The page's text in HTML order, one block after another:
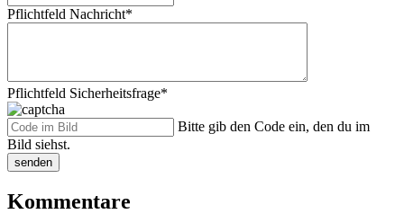
Pflichtfeld Nachricht*
Pflichtfeld Sicherheitsfrage*
Bitte gib den Code ein, den du im
Bild siehst.
senden
Kommentare